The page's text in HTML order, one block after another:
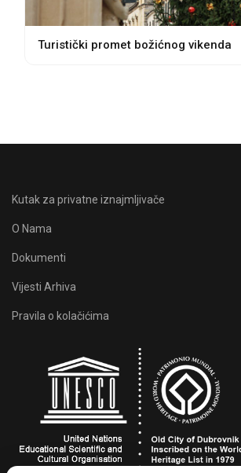
Turistički promet božićnog vikenda
Kutak za privatne iznajmljivače
O Nama
Dokumenti
Vijesti Arhiva
Pravila o kolačićima